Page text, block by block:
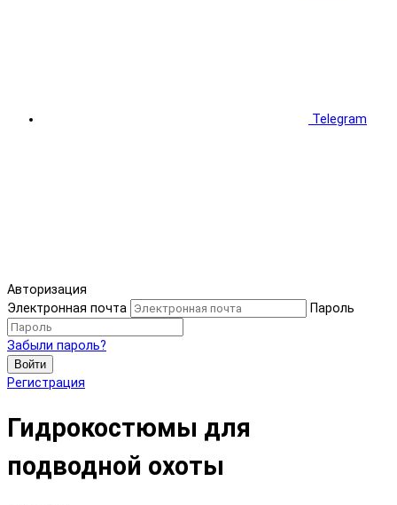
Telegram
Авторизация
Электронная почта
Пароль
Забыли пароль?
Войти
Регистрация
Гидрокостюмы для
подводной охоты